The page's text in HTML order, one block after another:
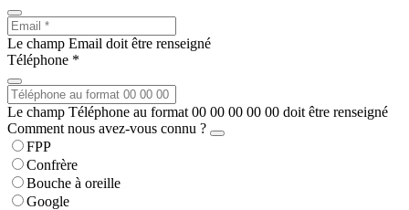
Le champ Email doit être renseigné
Téléphone *
Le champ Téléphone au format 00 00 00 00 00 doit être renseigné
Comment nous avez-vous connu ?
FPP
Confrère
Bouche à oreille
Google